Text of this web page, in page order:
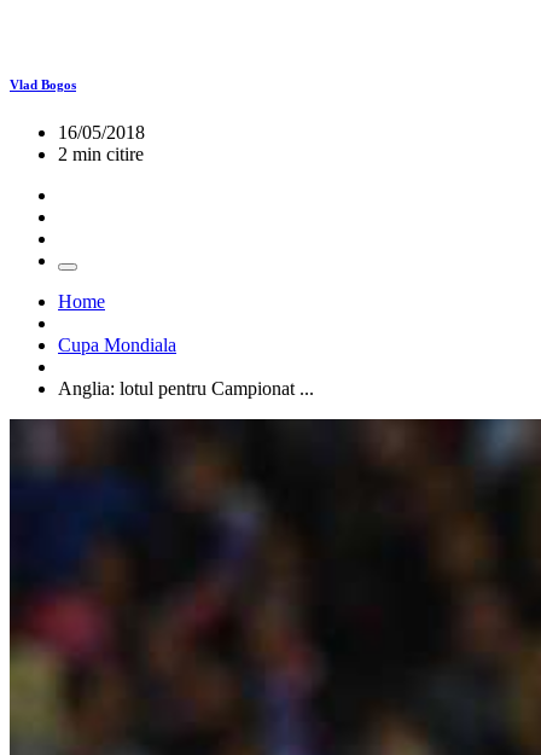
Vlad Bogos
16/05/2018
2 min citire
Home
Cupa Mondiala
Anglia: lotul pentru Campionat ...